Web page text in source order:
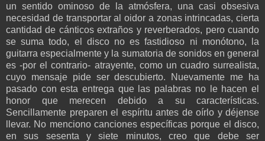
un sentido ominoso de la atmósfera, una casi obsesiva
necesidad de transportar al oidor a zonas intrincadas, cierta
cantidad de cánticos extraños y reverberados, pero cuando
se suma todo, el disco no es fastidioso ni monótono, la
guitarra especialmente y la sumatoria de sonidos en general
es -por el contrario- atrayente, como un cuadro surrealista,
cuyo mensaje pide ser descubierto. Nuevamente me ha
pasado con esta entrega que las palabras no le hacen el
honor que merecen debido a su características.
Sencillamente preparen el espíritu antes de oírlo y déjense
llevar. No menciono canciones específicas porque el disco,
en sus sesenta y siete minutos, creo que debe ser